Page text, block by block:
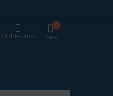
Kurv
0
Ordrestatus